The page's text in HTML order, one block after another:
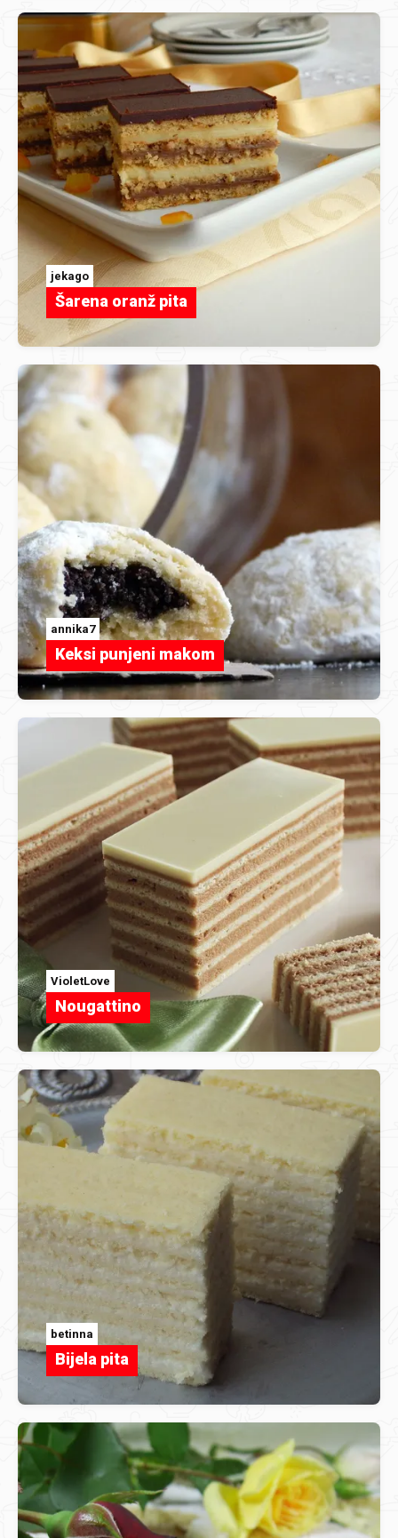
jekago
Šarena oranž pita
annika7
Keksi punjeni makom
VioletLove
Nougattino
betinna
Bijela pita